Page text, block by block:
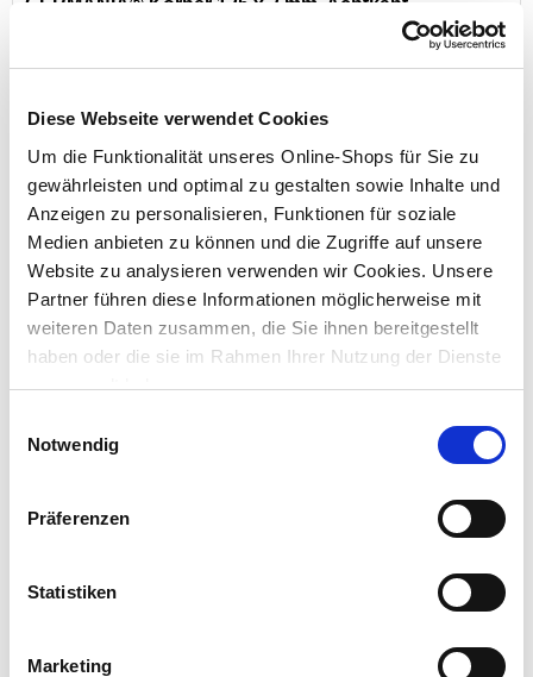
Diese Webseite verwendet Cookies
Um die Funktionalität unseres Online-Shops für Sie zu
gewährleisten und optimal zu gestalten sowie Inhalte und
Anzeigen zu personalisieren, Funktionen für soziale
Medien anbieten zu können und die Zugriffe auf unsere
Website zu analysieren verwenden wir Cookies. Unsere
Partner führen diese Informationen möglicherweise mit
weiteren Daten zusammen, die Sie ihnen bereitgestellt
haben oder die sie im Rahmen Ihrer Nutzung der Dienste
gesammelt haben.
Notwendig
Präferenzen
Statistiken
Marketing
GERMANIA® Körner 125 x 3 mm, Achtkant
Preis reduziert von
UVP 3,99 €auf
Menge
Preis reduziert von
UVP 11,95 €auf